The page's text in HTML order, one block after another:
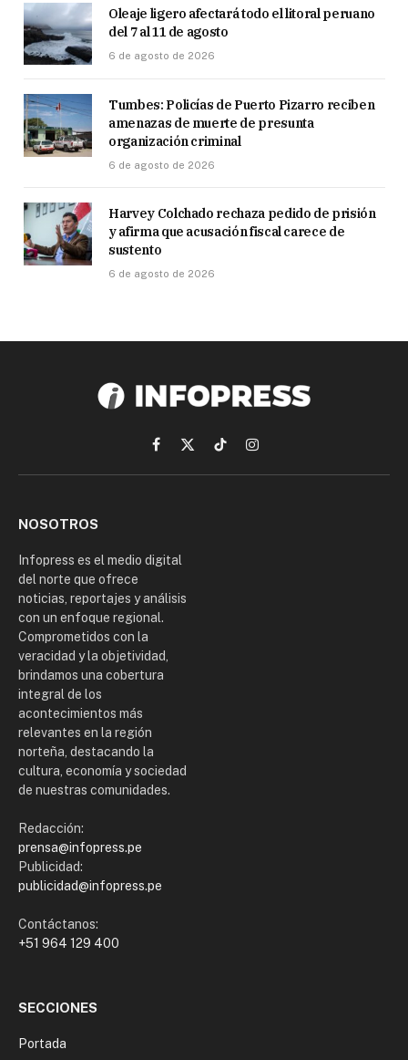
Oleaje ligero afectará todo el litoral peruano
del 7 al 11 de agosto
6 de agosto de 2026
Tumbes: Policías de Puerto Pizarro reciben
amenazas de muerte de presunta
organización criminal
6 de agosto de 2026
Harvey Colchado rechaza pedido de prisión
y afirma que acusación fiscal carece de
sustento
6 de agosto de 2026
Facebook
X
(Twitter)
TikTokInstagram
NOSOTROS
Infopress es el medio digital
del norte que ofrece
noticias, reportajes y análisis
con un enfoque regional.
Comprometidos con la
veracidad y la objetividad,
brindamos una cobertura
integral de los
acontecimientos más
relevantes en la región
norteña, destacando la
cultura, economía y sociedad
de nuestras comunidades.
Redacción:
prensa@infopress.pe
Publicidad:
publicidad@infopress.pe
Contáctanos:
+51 964 129 400
SECCIONES
Portada